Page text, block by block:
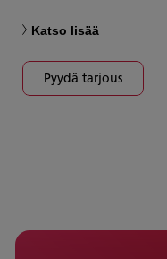
Katso lisää
Pyydä tarjous